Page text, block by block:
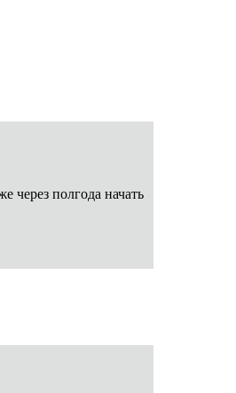
через полгода начать